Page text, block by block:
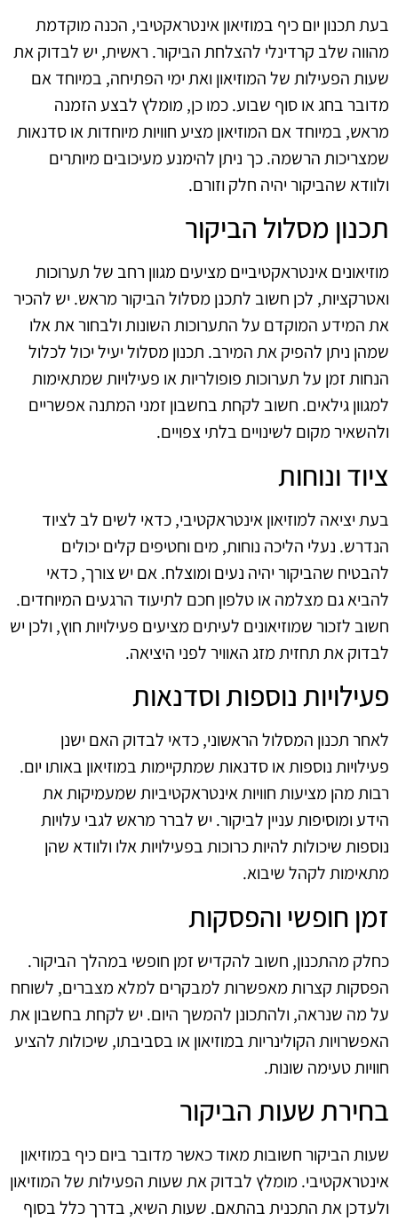
בעת תכנון יום כיף במוזיאון אינטראקטיבי, הכנה מוקדמת
מהווה שלב קרדינלי להצלחת הביקור. ראשית, יש לבדוק את
שעות הפעילות של המוזיאון ואת ימי הפתיחה, במיוחד אם
מדובר בחג או סוף שבוע. כמו כן, מומלץ לבצע הזמנה
מראש, במיוחד אם המוזיאון מציע חוויות מיוחדות או סדנאות
שמצריכות הרשמה. כך ניתן להימנע מעיכובים מיותרים
ולוודא שהביקור יהיה חלק וזורם.
תכנון מסלול הביקור
מוזיאונים אינטראקטיביים מציעים מגוון רחב של תערוכות
ואטרקציות, לכן חשוב לתכנן מסלול הביקור מראש. יש להכיר
את המידע המוקדם על התערוכות השונות ולבחור את אלו
שמהן ניתן להפיק את המירב. תכנון מסלול יעיל יכול לכלול
הנחות זמן על תערוכות פופולריות או פעילויות שמתאימות
למגוון גילאים. חשוב לקחת בחשבון זמני המתנה אפשריים
ולהשאיר מקום לשינויים בלתי צפויים.
ציוד ונוחות
בעת יציאה למוזיאון אינטראקטיבי, כדאי לשים לב לציוד
הנדרש. נעלי הליכה נוחות, מים וחטיפים קלים יכולים
להבטיח שהביקור יהיה נעים ומוצלח. אם יש צורך, כדאי
להביא גם מצלמה או טלפון חכם לתיעוד הרגעים המיוחדים.
חשוב לזכור שמוזיאונים לעיתים מציעים פעילויות חוץ, ולכן יש
לבדוק את תחזית מזג האוויר לפני היציאה.
פעילויות נוספות וסדנאות
לאחר תכנון המסלול הראשוני, כדאי לבדוק האם ישנן
פעילויות נוספות או סדנאות שמתקיימות במוזיאון באותו יום.
רבות מהן מציעות חוויות אינטראקטיביות שמעמיקות את
הידע ומוסיפות עניין לביקור. יש לברר מראש לגבי עלויות
נוספות שיכולות להיות כרוכות בפעילויות אלו ולוודא שהן
מתאימות לקהל שיבוא.
זמן חופשי והפסקות
כחלק מהתכנון, חשוב להקדיש זמן חופשי במהלך הביקור.
הפסקות קצרות מאפשרות למבקרים למלא מצברים, לשוחח
על מה שנראה, ולהתכונן להמשך היום. יש לקחת בחשבון את
האפשרויות הקולינריות במוזיאון או בסביבתו, שיכולות להציע
חוויות טעימה שונות.
בחירת שעות הביקור
שעות הביקור חשובות מאוד כאשר מדובר ביום כיף במוזיאון
אינטראקטיבי. מומלץ לבדוק את שעות הפעילות של המוזיאון
ולעדכן את התכנית בהתאם. שעות השיא, בדרך כלל בסוף